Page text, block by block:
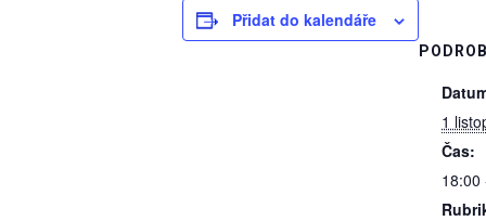
Přidat do kalendáře
1
Čas:
18:00